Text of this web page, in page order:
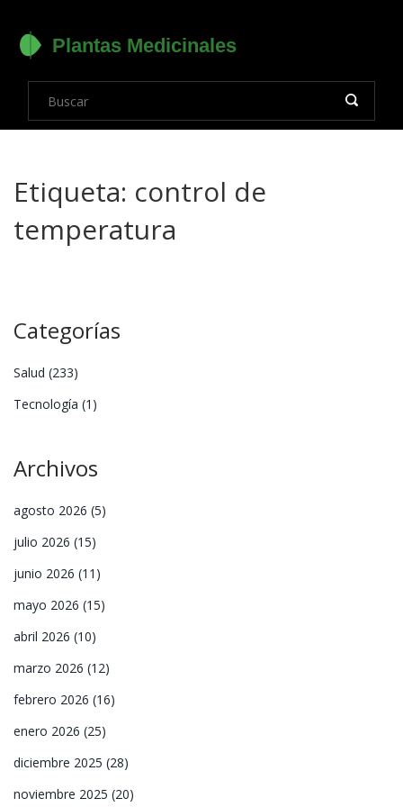
Etiqueta: control de
temperatura
Categorías
Salud (233)
Tecnología (1)
Archivos
agosto 2026 (5)
julio 2026 (15)
junio 2026 (11)
mayo 2026 (15)
abril 2026 (10)
marzo 2026 (12)
febrero 2026 (16)
enero 2026 (25)
diciembre 2025 (28)
noviembre 2025 (20)